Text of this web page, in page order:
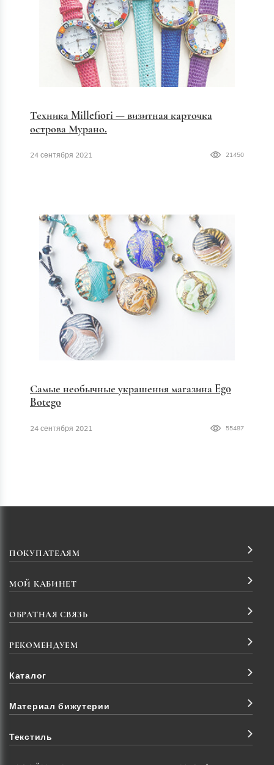
Техника Millefiori — визитная карточка
острова Мурано.
24 сентября 2021 21450
Самые необычные украшения магазина Ego
Botego
24 сентября 2021 55487
ПОКУПАТЕЛЯМ
МОЙ КАБИНЕТ
ОБРАТНАЯ СВЯЗЬ
РЕКОМЕНДУЕМ
Каталог
Материал бижутерии
Текстиль